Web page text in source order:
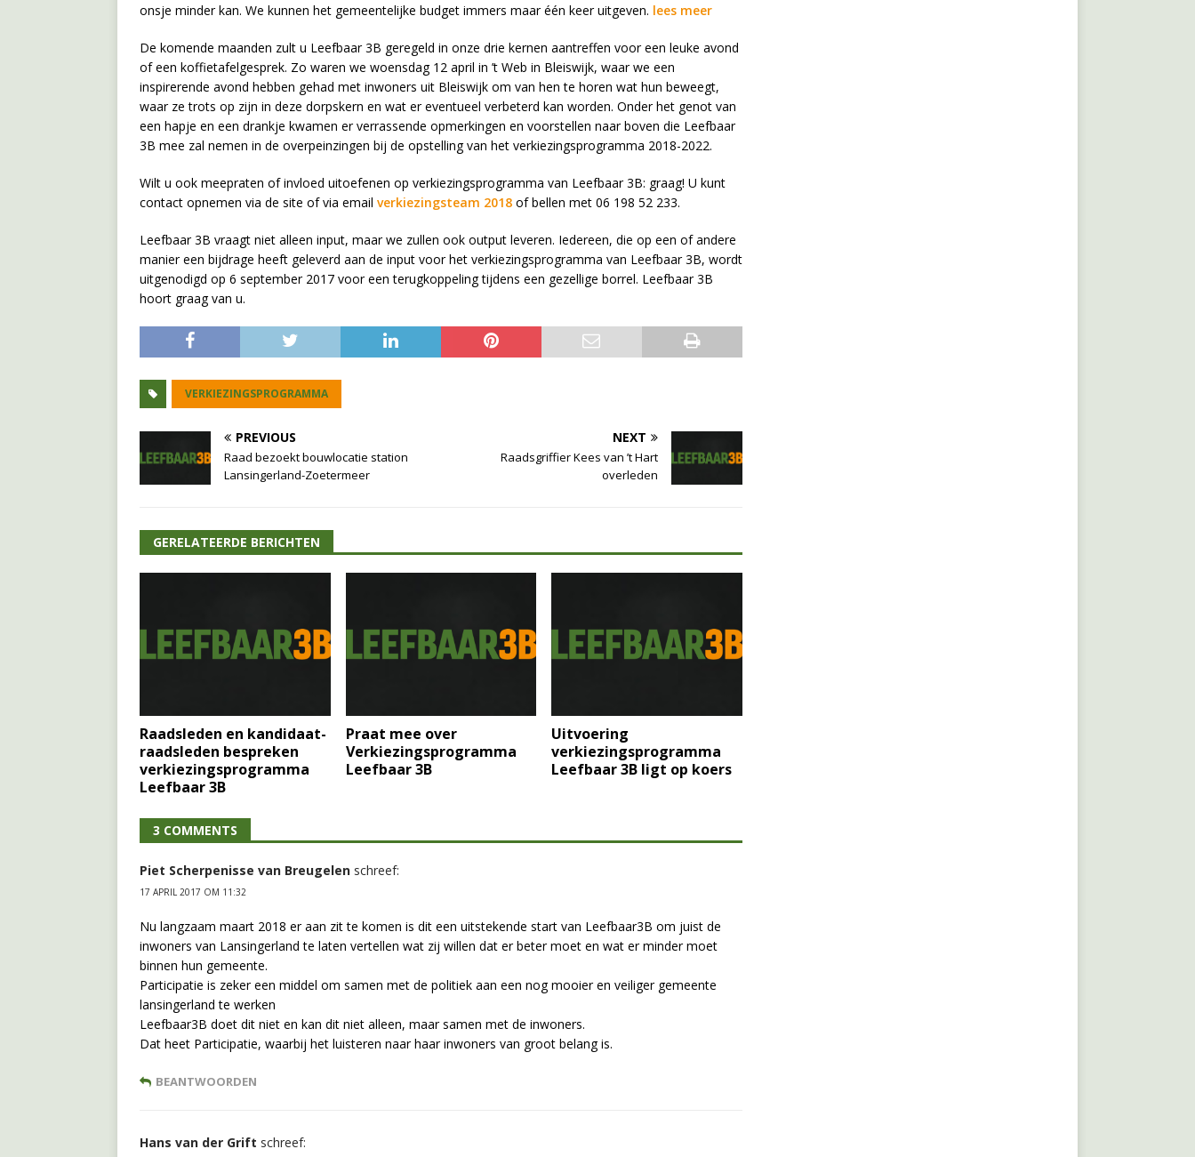
onsje minder kan. We kunnen het gemeentelijke budget immers maar één keer uitgeven. lees meer
De komende maanden zult u Leefbaar 3B geregeld in onze drie kernen aantreffen voor een leuke avond
of een koffietafelgesprek. Zo waren we woensdag 12 april in ’t Web in Bleiswijk, waar we een
inspirerende avond hebben gehad met inwoners uit Bleiswijk om van hen te horen wat hun beweegt,
waar ze trots op zijn in deze dorpskern en wat er eventueel verbeterd kan worden. Onder het genot van
een hapje en een drankje kwamen er verrassende opmerkingen en voorstellen naar boven die Leefbaar
3B mee zal nemen in de overpeinzingen bij de opstelling van het verkiezingsprogramma 2018-2022.
Wilt u ook meepraten of invloed uitoefenen op verkiezingsprogramma van Leefbaar 3B: graag! U kunt
contact opnemen via de site of via email verkiezingsteam 2018 of bellen met 06 198 52 233.
Leefbaar 3B vraagt niet alleen input, maar we zullen ook output leveren. Iedereen, die op een of andere
manier een bijdrage heeft geleverd aan de input voor het verkiezingsprogramma van Leefbaar 3B, wordt
uitgenodigd op 6 september 2017 voor een terugkoppeling tijdens een gezellige borrel. Leefbaar 3B
hoort graag van u.
VERKIEZINGSPROGRAMMA
PREVIOUS
Raad bezoekt bouwlocatie station
Lansingerland-Zoetermeer
NEXT
Raadsgriffier Kees van ’t Hart
overleden
GERELATEERDE BERICHTEN
Raadsleden en kandidaat-
raadsleden bespreken
verkiezingsprogramma
Leefbaar 3B
Praat mee over
Verkiezingsprogramma
Leefbaar 3B
Uitvoering
verkiezingsprogramma
Leefbaar 3B ligt op koers
3 COMMENTS
Piet Scherpenisse van Breugelen schreef:
17 APRIL 2017 OM 11:32
Nu langzaam maart 2018 er aan zit te komen is dit een uitstekende start van Leefbaar3B om juist de
inwoners van Lansingerland te laten vertellen wat zij willen dat er beter moet en wat er minder moet
binnen hun gemeente.
Participatie is zeker een middel om samen met de politiek aan een nog mooier en veiliger gemeente
lansingerland te werken
Leefbaar3B doet dit niet en kan dit niet alleen, maar samen met de inwoners.
Dat heet Participatie, waarbij het luisteren naar haar inwoners van groot belang is.
BEANTWOORDEN
Hans van der Grift schreef: